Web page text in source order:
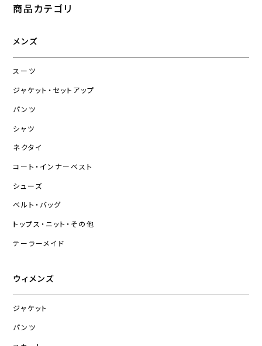
商品カテゴリ
メンズ
スーツ
ジャケット・セットアップ
パンツ
シャツ
ネクタイ
コート・インナーベスト
シューズ
ベルト・バッグ
トップス・ニット・その他
テーラーメイド
ウィメンズ
ジャケット
パンツ